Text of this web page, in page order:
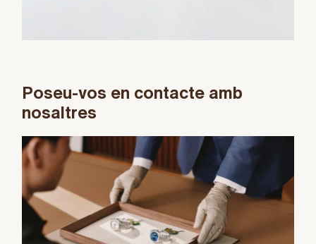
Poseu-vos en contacte amb
nosaltres